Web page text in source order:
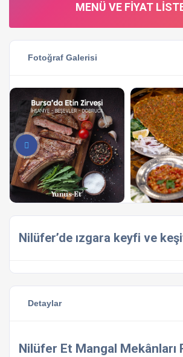
MENÜ VE FIYAT
Fotoğraf Galerisi
Nilüfer’de ızgara keyfi ve
Detaylar
Nilüfer Et Mangal Mekânları